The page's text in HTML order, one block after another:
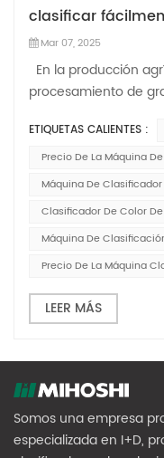
clasificar
Mar 07, 2025
En la producción
procesamiento de
color de grano se ha
indispensables.
maquinaria i...
ETIQUETAS CALIENTES :
Precio De La Máquina
Máquina De
Clasificador De Color
Máquina De
Precio De La Máquina
LEER MÁS
Somos una empresa
especializada en I+D,